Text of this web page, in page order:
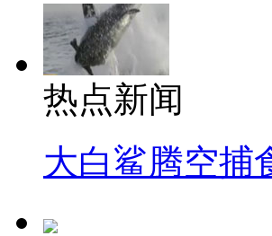
热点新闻
大白鲨腾空捕